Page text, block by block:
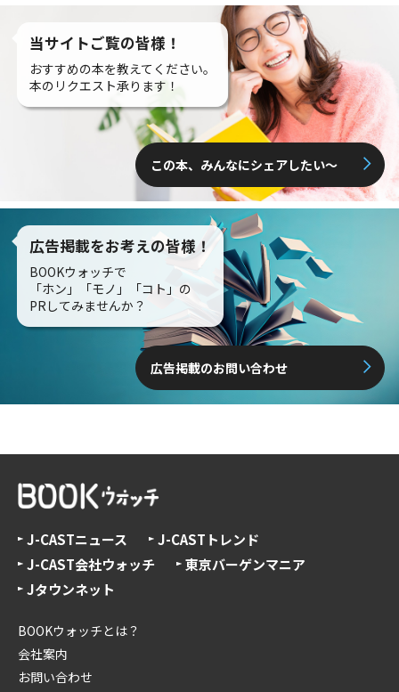
当サイトご覧の皆様！
おすすめの本を教えてください。
本のリクエスト承ります！
この本、みんなにシェアしたい〜
広告掲載をお考えの皆様！
BOOKウォッチで
「ホン」「モノ」「コト」の
PRしてみませんか？
広告掲載のお問い合わせ
J-CASTニュース
J-CASTトレンド
J-CAST会社ウォッチ
東京バーゲンマニア
Jタウンネット
BOOKウォッチとは？
会社案内
お問い合わせ